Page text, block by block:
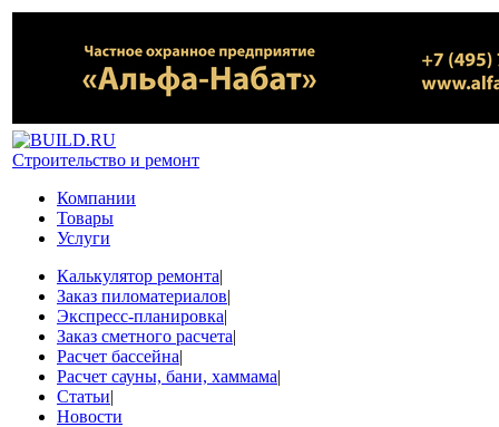
Строительство и ремонт
Компании
Товары
Услуги
Калькулятор ремонта|
Заказ пиломатериалов|
Экспресс-планировка|
Заказ сметного расчета|
Расчет бассейна|
Расчет сауны, бани, хаммама|
Статьи|
Новости